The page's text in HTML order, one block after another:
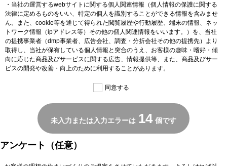
・当社の運営するwebサイトに関する個人関連情報（個人情報の保護に関する
法律に定めるものをいい、特定の個人を識別することができる情報を含みませ
ん。また、cookie等を通じて得られた閲覧履歴や行動履歴、端末の情報、ネッ
トワーク情報（ipアドレス等）その他の個人関連情報をいいます。）を、当社
の提携事業者（dmp事業者、広告会社、調査・分折会社その他の提携先）より
取得し、当社が保有している個人情報と突合のうえ、お客様の趣味・嗜好・傾
向に応じた商品及びサービスに関する広告、情報提供等、また、商品及びサー
ビスの開発や改善・向上のために利用することがあります。
同意する
未入力または入力エラーは 14 個です
アンケート（任意）